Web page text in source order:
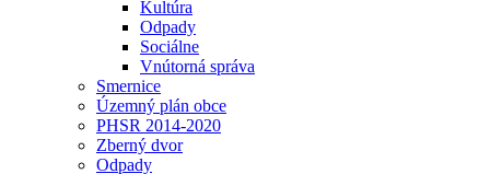
Kultúra
Odpady
Sociálne
Vnútorná správa
Smernice
Územný plán obce
PHSR 2014-2020
Zberný dvor
Odpady